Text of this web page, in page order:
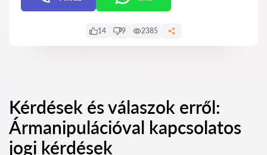
14 9 2385
Kérdések és válaszok erről:
Ármanipulációval kapcsolatos
jogi kérdések